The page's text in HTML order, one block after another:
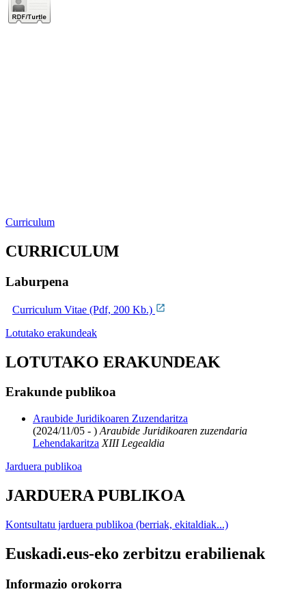
Curriculum
CURRICULUM
Laburpena
Curriculum Vitae (Pdf, 200 Kb.)
Lotutako erakundeak
LOTUTAKO ERAKUNDEAK
Erakunde publikoa
Araubide Juridikoaren Zuzendaritza
(2024/11/05 - ) Araubide Juridikoaren zuzendaria
Lehendakaritza XIII Legealdia
Jarduera publikoa
JARDUERA PUBLIKOA
Kontsultatu jarduera publikoa (berriak, ekitaldiak...)
Euskadi.eus-eko zerbitzu erabilienak
Informazio orokorra